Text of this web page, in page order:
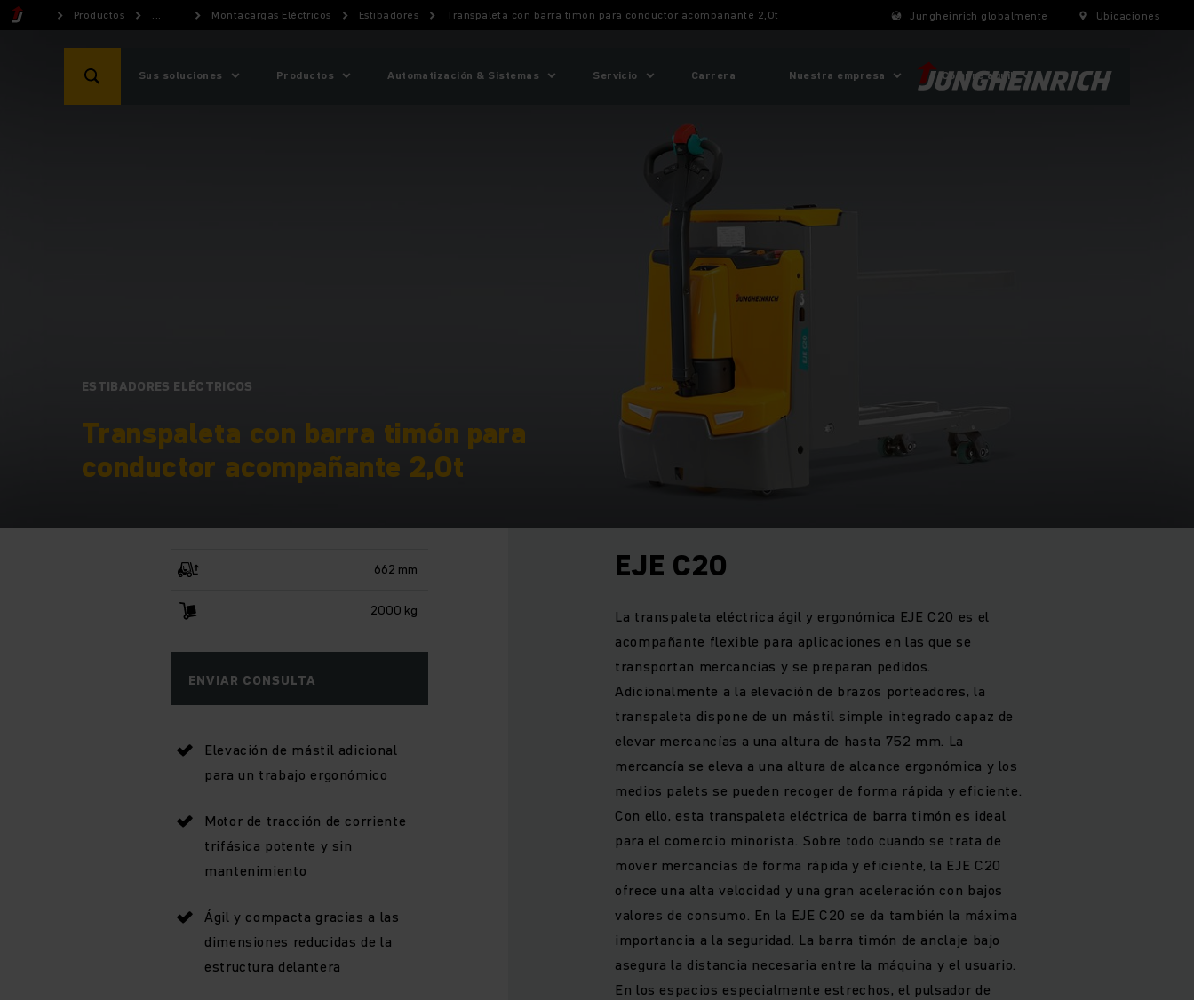
Productos ... Montacargas Eléctricos Estibadores Transpaleta con barra timón para conductor acompañante 2,0t Jungheinrich globalmente Ubicaciones
Sus soluciones Productos Automatización & Sistemas Servicio Carrera Nuestra empresa ¡Compre aquí!
ESTIBADORES ELÉCTRICOS
Transpaleta con barra timón para
conductor acompañante 2,0t
662 mm
2000 kg
ENVIAR CONSULTA
Elevación de mástil adicional
para un trabajo ergonómico
Motor de tracción de corriente
trifásica potente y sin
mantenimiento
Ágil y compacta gracias a las
dimensiones reducidas de la
estructura delantera
EJE C20
La transpaleta eléctrica ágil y ergonómica EJE C20 es el
acompañante flexible para aplicaciones en las que se
transportan mercancías y se preparan pedidos.
Adicionalmente a la elevación de brazos porteadores, la
transpaleta dispone de un mástil simple integrado capaz de
elevar mercancías a una altura de hasta 752 mm. La
mercancía se eleva a una altura de alcance ergonómica y los
medios palets se pueden recoger de forma rápida y eficiente.
Con ello, esta transpaleta eléctrica de barra timón es ideal
para el comercio minorista. Sobre todo cuando se trata de
mover mercancías de forma rápida y eficiente, la EJE C20
ofrece una alta velocidad y una gran aceleración con bajos
valores de consumo. En la EJE C20 se da también la máxima
importancia a la seguridad. La barra timón de anclaje bajo
asegura la distancia necesaria entre la máquina y el usuario.
En los espacios especialmente estrechos, el pulsador de